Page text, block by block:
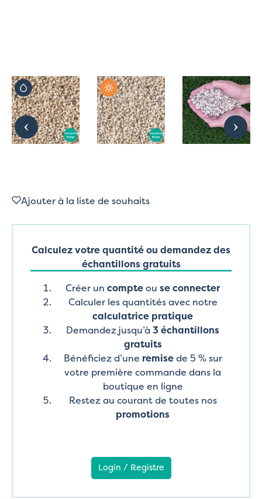
Ajouter à la liste de souhaits
Calculez votre quantité ou demandez des
échantillons gratuits
Créer un compteou se connecter
Calculer les quantités avec notre
calculatrice pratique
Demandez jusqu’à 3 échantillons
gratuits
Bénéficiez d’une remisede 5 % sur
votre première commande dans la
boutique en ligne
Restez au courant de toutes nos
promotions
Login / Registre